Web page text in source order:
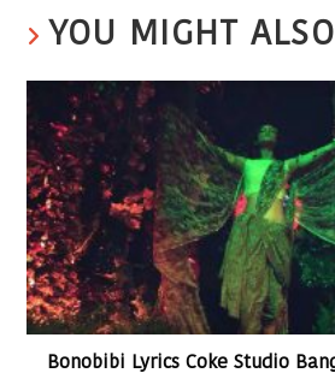
YOU MIGHT
Bonobibi Lyrics Coke Studio